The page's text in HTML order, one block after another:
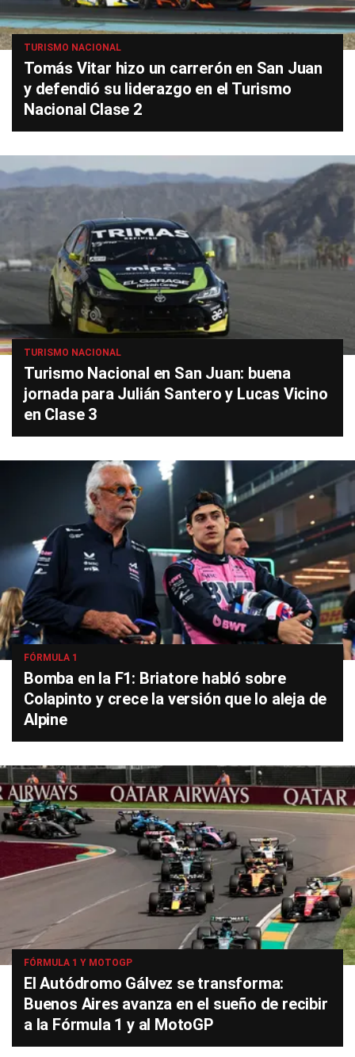
TURISMO NACIONAL
Tomás Vitar hizo un carrerón en San Juan
y defendió su liderazgo en el Turismo
Nacional Clase 2
TURISMO NACIONAL
Turismo Nacional en San Juan: buena
jornada para Julián Santero y Lucas Vicino
en Clase 3
FÓRMULA 1
Bomba en la F1: Briatore habló sobre
Colapinto y crece la versión que lo aleja de
Alpine
FÓRMULA 1 Y MOTOGP
El Autódromo Gálvez se transforma:
Buenos Aires avanza en el sueño de recibir
a la Fórmula 1 y al MotoGP